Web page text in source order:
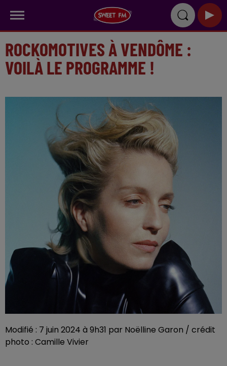
ROCKOMOTIVES À VENDÔME :
VOILÀ LE PROGRAMME !
Modifié : 7 juin 2024 à 9h31 par Noëlline Garon / crédit
photo : Camille Vivier